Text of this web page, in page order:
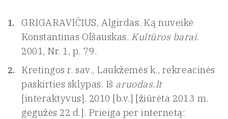
GRIGARAVIČIUS, Algirdas. Ką nuveikė
Konstantinas Olšauskas. Kultūros barai.
2001, Nr. 1, p. 79.
Kretingos r. sav., Laukžemės k., rekreacinės
paskirties sklypas. Iš aruodas.lt
[interaktyvus]. 2010 [b.v.] [žiūrėta 2013 m.
gegužės 22 d.]. Prieiga per internetą: